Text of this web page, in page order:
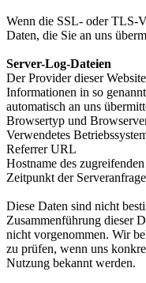
Wenn die SSL- oder TLS-
Daten, die Sie an uns
Server-Log-Dateien
Der Provider dieser
Informationen in so
automatisch an uns
Browsertyp und
Verwendetes
Referrer URL
Hostname des
Zeitpunkt der Serveranfrage
Diese Daten sind nicht
Zusammenführung dieser
nicht vorgenommen. Wir
zu prüfen, wenn uns
Nutzung bekannt werden.